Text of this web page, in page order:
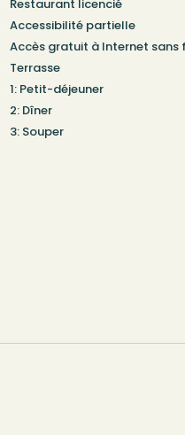
Restaurant licencié
Accessibilité partielle
Accès gratuit à Internet sans
Terrasse
1: Petit-déjeuner
2: Dîner
3: Souper